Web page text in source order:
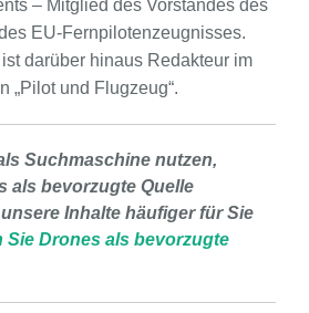
– Mitglied des Vorstandes des
EU-Fernpilotenzeugnisses.
darüber hinaus Redakteur im
„Pilot und Flugzeug“.
Suchmaschine nutzen,
als bevorzugte Quelle
Inhalte häufiger für Sie
Sie Drones als bevorzugte